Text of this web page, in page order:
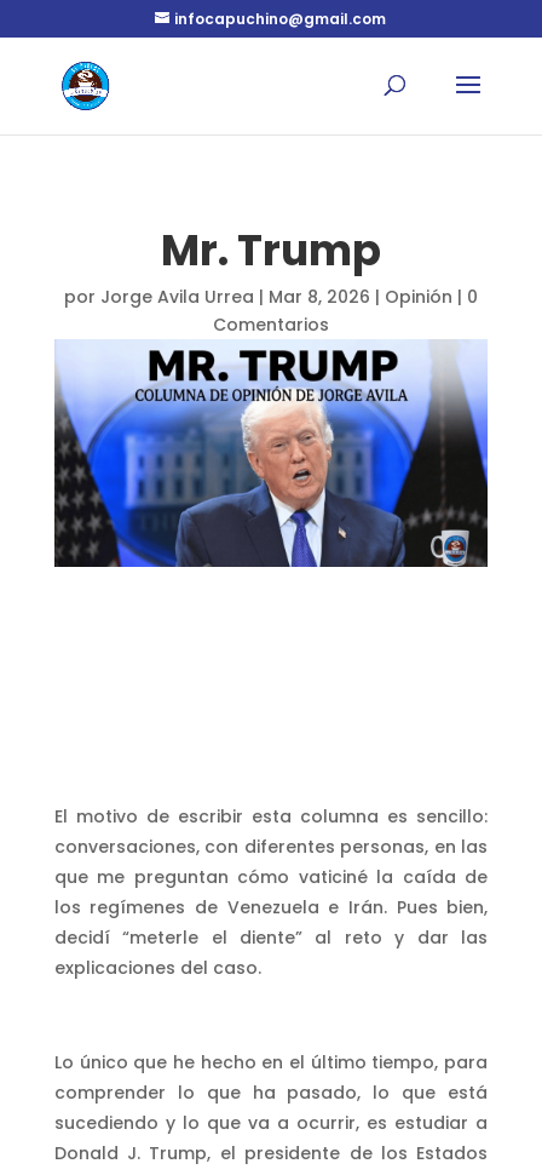
infocapuchino@gmail.com
Mr. Trump
por Jorge Avila Urrea | Mar 8, 2026 | Opinión | 0
Comentarios
El motivo de escribir esta columna es sencillo:
conversaciones, con diferentes personas, en las
que me preguntan cómo vaticiné la caída de
los regímenes de Venezuela e Irán. Pues bien,
decidí “meterle el diente” al reto y dar las
explicaciones del caso.
Lo único que he hecho en el último tiempo, para
comprender lo que ha pasado, lo que está
sucediendo y lo que va a ocurrir, es estudiar a
Donald J. Trump, el presidente de los Estados